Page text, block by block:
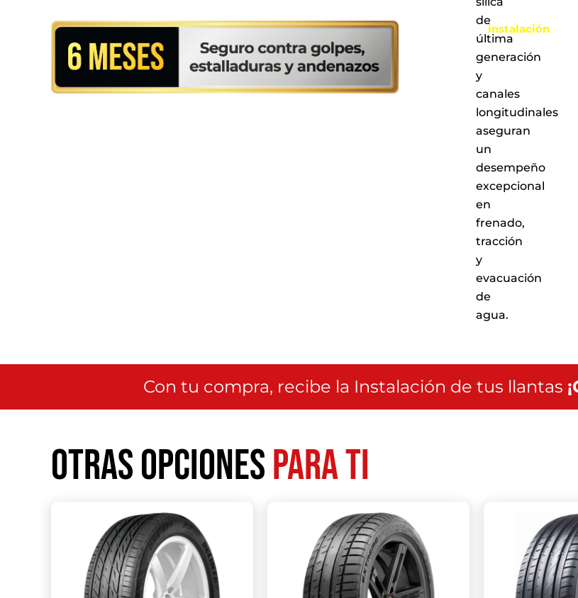
la
instalación
en
cualquiera
puntos
de
servicio
a
nivel
nacional
de
última
generación
y
canales
longitudinales
aseguran
un
desempeño
excepcional
en
frenado,
tracción
y
evacuación
de
agua.
Con tu compra, recibe la Instalación de tus llantas
Otras opcionespara ti